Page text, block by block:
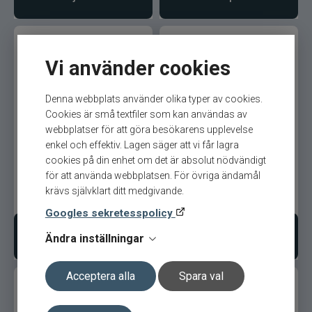
Vi använder cookies
Denna webbplats använder olika typer av cookies.
Cookies är små textfiler som kan användas av
webbplatser för att göra besökarens upplevelse
enkel och effektiv. Lagen säger att vi får lagra
cookies på din enhet om det är absolut nödvändigt
för att använda webbplatsen. För övriga ändamål
krävs självklart ditt medgivande.
Googles sekretesspolicy
Ändra inställningar
Acceptera alla Spara val
CWC
Darts
Dometic
Drennan
Eastfields Lures
Eiger
FKP-GEAR
Spiderwire Stealth
Smooth 150m 0,15mm Hi-
Vis Yello
Lägg i varukorgen
Spiderwire Stealth
Smooth 150m 0,13mm Hi-
Vis Yello